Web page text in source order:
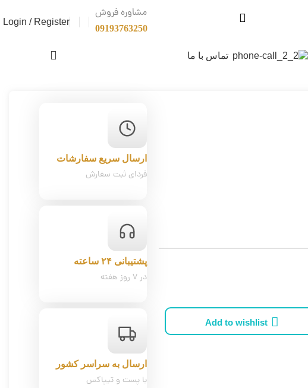
مشاوره فروش
09193763250
Login / Register
تماس با ما
Add to wishlist
ارسال سریع سفارشات
فردای ثبت سفارش
پشتیبانی ۲۴ ساعته
در ۷ روز هفته
ارسال به سراسر کشور
با پست و تیپاکس